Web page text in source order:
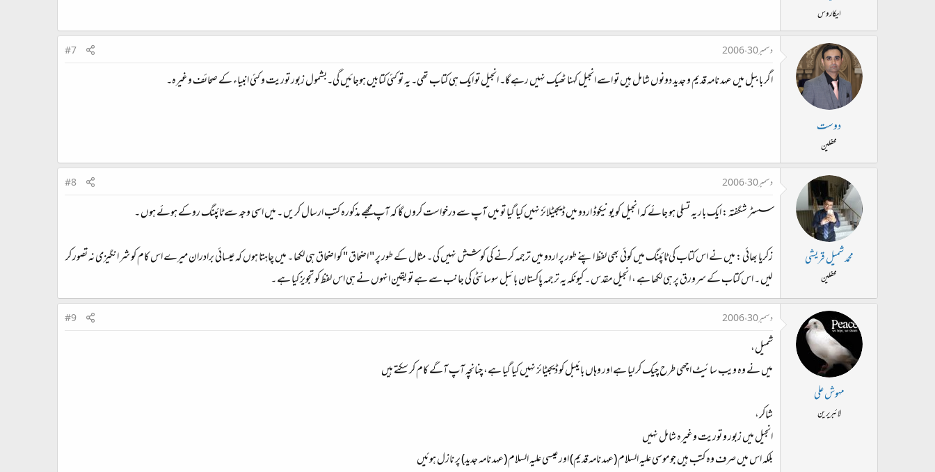
ایکاروس
دوست
محفلین
دسمبر 30، 2006 #7
اگر باببل میں عہد نامہ قدیم و جدید دونوں شامل ہیں تو اسے انجیل کہنا ٹھیک نہیں رہے گا۔ انجیل تو ایک ہی کتاب تھی۔ یہ تو کئی کتابیں ہوجائیں گی۔بشمول زبور توریت و کئی انبیاء کے صحائف وغیرہ۔
محمد شمیل قریشی
محفلین
دسمبر 30، 2006 #8
سسٹر شگفتہ : ایک بار یہ تسلی ہو جائے کہ انجیل کو یونیکوڈ اردو میں ڈیجیٹلائز نہیں کیا ‏گیا تو میں آپ سے درخواست کروں گا کہ آپ مجھے مذکورہ کتب ارسال کریں ۔ میں اسی وجہ ‏سے ٹائپنگ روکے ہوئے ہوں ۔ ‏
زکریا بھائی : میں نے اس کتاب کی ٹائپنگ میں کوئی بھی لفظ اپنے طور پر اردو میں ترجمہ کرنے ‏کی کوشش نہیں کی ۔ مثال کے طور پر " اضحاق " کو اضحاق ہی لکھا ۔ میں چاہتا ہوں کہ ‏عیسائی برادران میرے اس کام کو شر انگیزی نہ تصور کر
لیں ۔ اس کتاب کے سرورق پر ہی لکھا ‏ہے ، انجیل مقدس ۔ کیونکہ یہ ترجمہ پاکستان بائبل سوسائٹی کی جانب سے ہے تو یقین انہوں ‏نے ہی اس لفظ کو تجویز کیا ہے ۔ ‏
مہوش علی
لائبریرین
دسمبر 30، 2006 #9
شميل،
ميں نے وہ ويب سائيٹ اچھي طرح چيک کر ليا ہے اور وہاں بائيبل کو ڈيجيٹائز نہيں کيا گيا ہے، چنانچہ آپ آگے کام کر سکتے ہيں
شاکر،
انجيل ميں زبور و توريت وغيرہ شامل نہيں
بلکہ اس ميں صرف وہ کتب ہيں جو موسي عليہ السلام (عہد نامہ قديم) اور عيسي عليہ السلام (عہد نامہ جديد) پر نازل ہوئيں